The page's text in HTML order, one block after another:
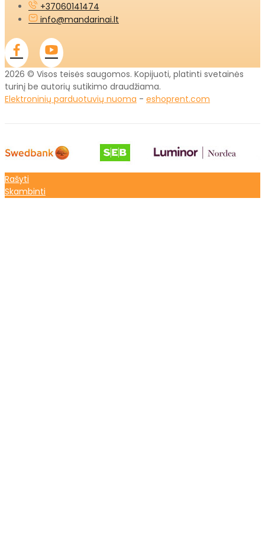
+37060141474
info@mandarinai.lt
2026 © Visos teisės saugomos. Kopijuoti, platinti svetainės
turinį be autorių sutikimo draudžiama.
Elektroninių parduotuvių nuoma - eshoprent.com
Rašyti
Skambinti